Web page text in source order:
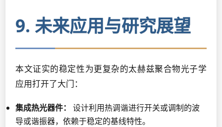
9. 未来应用与研究展望
本文证实的稳定性为更复杂的太赫兹聚合物光子学
应用打开了大门：
集成热光器件：
设计利用热调谐进行开关或调制的波
导或谐振器，依赖于稳定的基线特性。